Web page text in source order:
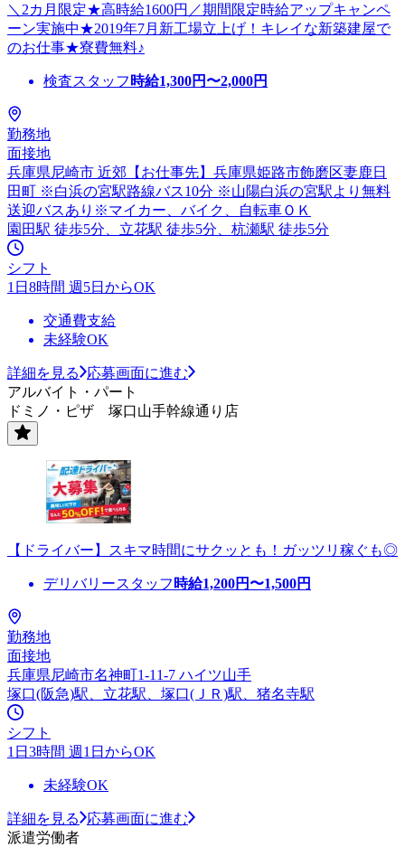
＼2カ月限定★高時給1600円／期間限定時給アップキャンペ
ーン実施中★2019年7月新工場立上げ！キレイな新築建屋で
のお仕事★寮費無料♪
検査スタッフ 時給1,300円〜2,000円
勤務地
面接地
兵庫県尼崎市 近郊【お仕事先】兵庫県姫路市飾磨区妻鹿日
田町 ※白浜の宮駅路線バス10分 ※山陽白浜の宮駅より無料
送迎バスあり※マイカー、バイク、自転車ＯＫ
園田駅 徒歩5分、立花駅 徒歩5分、杭瀬駅 徒歩5分
シフト
1日8時間 週5日からOK
交通費支給
未経験OK
詳細を見る
応募画面に進む
アルバイト・パート
ドミノ・ピザ 塚口山手幹線通り店
【ドライバー】スキマ時間にサクッとも！ガッツリ稼ぐも◎
デリバリースタッフ 時給1,200円〜1,500円
勤務地
面接地
兵庫県尼崎市名神町1-11-7 ハイツ山手
塚口(阪急)駅、立花駅、塚口(ＪＲ)駅、猪名寺駅
シフト
1日3時間 週1日からOK
未経験OK
詳細を見る
応募画面に進む
派遣労働者